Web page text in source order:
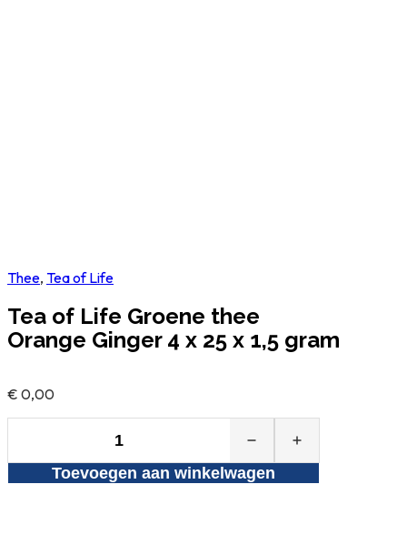
Thee, Tea of Life
Tea of Life Groene thee
Orange Ginger 4 x 25 x 1,5 gram
€ 0,00
of
Life
Toevoegen aan winkelwagen